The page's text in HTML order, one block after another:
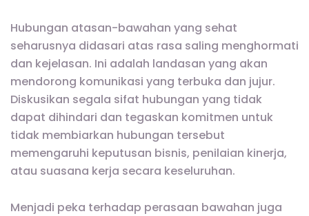
Hubungan atasan-bawahan yang sehat
seharusnya didasari atas rasa saling menghormati
dan kejelasan. Ini adalah landasan yang akan
mendorong komunikasi yang terbuka dan jujur.
Diskusikan segala sifat hubungan yang tidak
dapat dihindari dan tegaskan komitmen untuk
tidak membiarkan hubungan tersebut
memengaruhi keputusan bisnis, penilaian kinerja,
atau suasana kerja secara keseluruhan.
Menjadi peka terhadap perasaan bawahan juga